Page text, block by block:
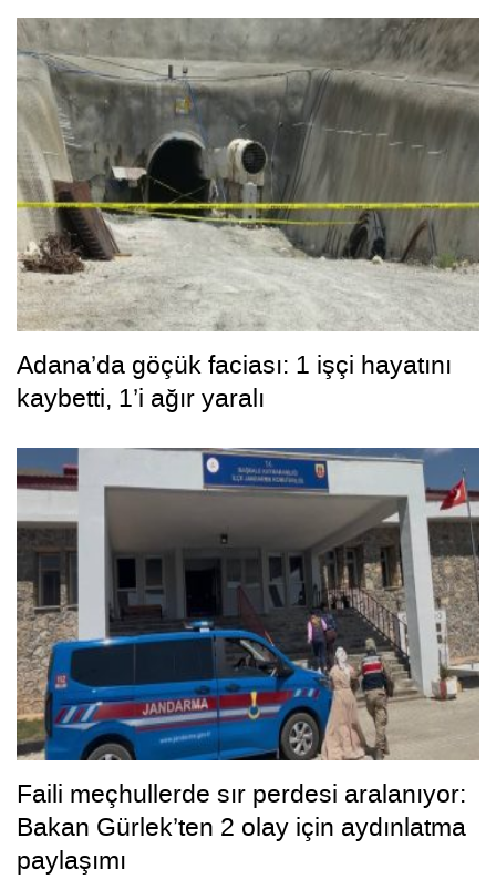
Adana’da göçük faciası: 1 işçi hayatını
kaybetti, 1’i ağır yaralı
Faili meçhullerde sır perdesi aralanıyor:
Bakan Gürlek’ten 2 olay için aydınlatma
paylaşımı